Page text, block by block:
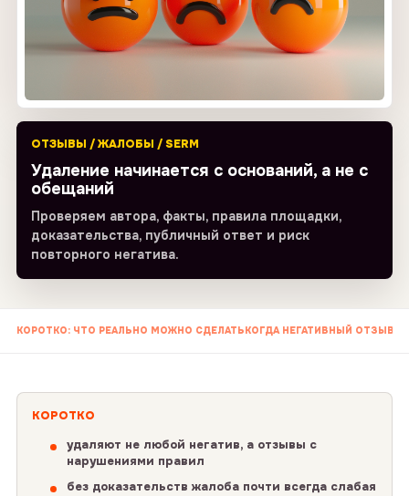
ОТЗЫВЫ / ЖАЛОБЫ / SERM
Удаление начинается с оснований, а не с
обещаний
Проверяем автора, факты, правила площадки,
доказательства, публичный ответ и риск
повторного негатива.
КОРОТКО: ЧТО РЕАЛЬНО МОЖНО СДЕЛАТЬ КОГДА НЕГАТИВНЫЙ ОТЗЫВ
КОРОТКО
удаляют не любой негатив, а отзывы с
нарушениями правил
без доказательств жалоба почти всегда слабая